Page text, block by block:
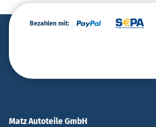
Bezahlen mit:
Matz Autoteile GmbH